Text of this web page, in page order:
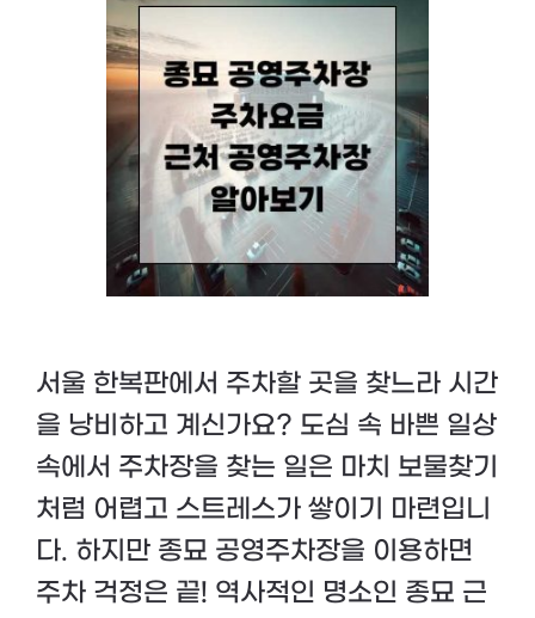
서울 한복판에서 주차할 곳을 찾느라 시간
을 낭비하고 계신가요? 도심 속 바쁜 일상
속에서 주차장을 찾는 일은 마치 보물찾기
처럼 어렵고 스트레스가 쌓이기 마련입니
다. 하지만 종묘 공영주차장을 이용하면
주차 걱정은 끝! 역사적인 명소인 종묘 근